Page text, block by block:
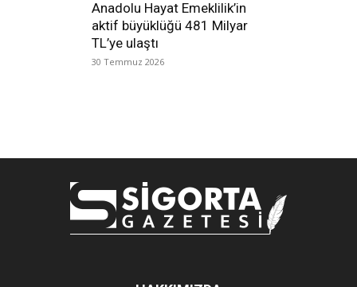
Anadolu Hayat Emeklilik’in
aktif büyüklüğü 481 Milyar
TL’ye ulaştı
30 Temmuz 2026